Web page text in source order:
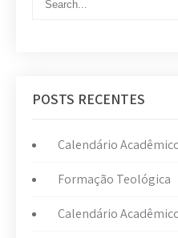
POSTS RECENTES
Calendário
Formação Teológica
Calendário